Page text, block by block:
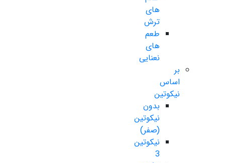
های
ترش
طعم
های
نعنایی
بر
اساس
نیکوتین
بدون
نیکوتین
(صفر)
نیکوتین
3